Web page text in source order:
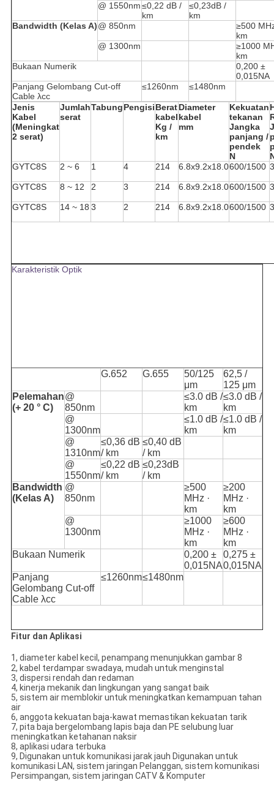
@ 1550nm≤0,22 dB /
km
≤0,23dB /
km
Bandwidth (Kelas A)@ 850nm
≥500
km
@ 1300nm
≥1000
km
Bukaan Numerik
0,200 ±
0,015NA
Panjang Gelombang Cut-off
Cable λcc
≤1260nm ≤1480nm
Jenis
Kabel
(Meningkat
2 serat)
Jumlah
serat
TabungPengisiBerat
kabel
Kg /
km
Diameter
kabel
mm
Kekuatan
tekanan
Jangka
panjang /
pendek
N
GYTC8S
2 ~ 6 1 4 214 6.8x9.2x18.0600/1500
GYTC8S 8 ~ 12 2 3 214 6.8x9.2x18.0600/1500
GYTC8S 14 ~ 18 3 2 214 6.8x9.2x18.0600/1500
Karakteristik Optik
G.652 G.655
50/125
μm
62,5 /
125 μm
Pelemahan
(+ 20 ° C)
@
850nm
≤3.0 dB /
km
≤3.0 dB /
km
@
1300nm
≤1.0 dB /
km
≤1.0 dB /
km
@
1310nm
≤0,36 dB
/ km
≤0,40 dB
/ km
@
1550nm
≤0,22 dB
/ km
≤0,23dB
/ km
Bandwidth
(Kelas A)
@
850nm
≥500
MHz ·
km
≥200
MHz ·
km
@
1300nm
≥1000
MHz ·
km
≥600
MHz ·
km
Bukaan Numerik
0,200 ±
0,015NA
0,275 ±
0,015NA
Panjang
Gelombang Cut-off
Cable λcc
≤1260nm≤1480nm
Fitur dan Aplikasi
1, diameter kabel kecil, penampang menunjukkan gambar 8
2, kabel terdampar swadaya, mudah untuk menginstal
3, dispersi rendah dan redaman
4, kinerja mekanik dan lingkungan yang sangat baik
5, sistem air memblokir untuk meningkatkan kemampuan tahan
air
6, anggota kekuatan baja-kawat memastikan kekuatan tarik
7, pita baja bergelombang lapis baja dan PE selubung luar
meningkatkan ketahanan naksir
8, aplikasi udara terbuka
9, Digunakan untuk komunikasi jarak jauh Digunakan untuk
komunikasi LAN, sistem jaringan Pelanggan, sistem komunikasi
Persimpangan, sistem jaringan CATV & Komputer